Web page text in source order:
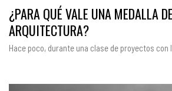
¿PARA QUÉ VALE UNA MEDALLA
ARQUITECTURA?
Hace poco, durante una clase de proyectos